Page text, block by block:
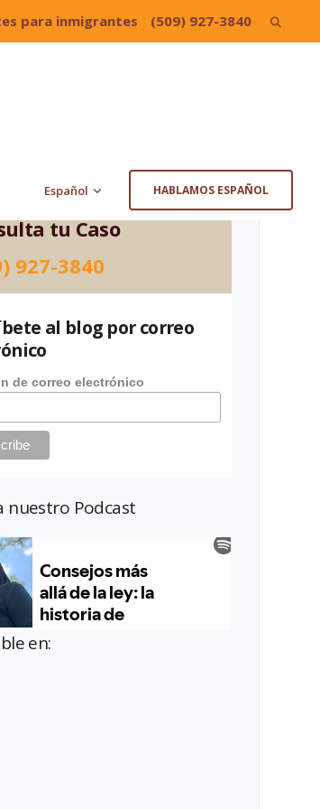
para inmigrantes (509) 927-3840 Search
Español HABLAMOS ESPAÑOL
tu Caso
927-3840
al blog por correo
de correo electrónico
nuestro Podcast
en: